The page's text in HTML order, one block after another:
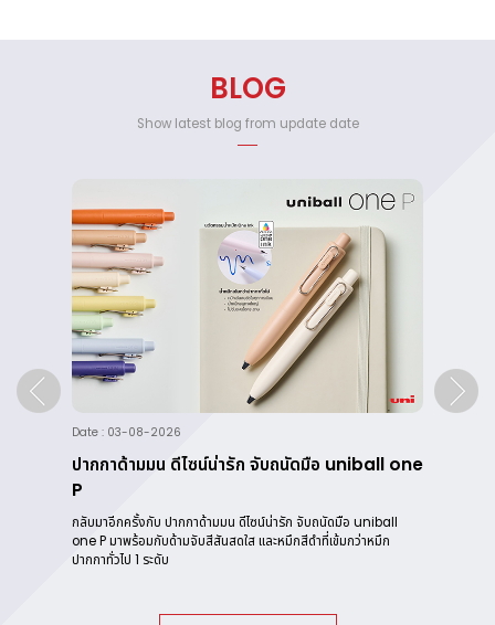
BLOG
Show latest blog from update date
Date : 03-08-2026
ปากกาด้ามมน ดีไซน์น่ารัก จับถนัดมือ uniball one
P
กลับมาอีกครั้งกับ ปากกาด้ามมน ดีไซน์น่ารัก จับถนัดมือ uniball
one P มาพร้อมกับด้ามจับสีสันสดใส และหมึกสีดำที่เข้มกว่าหมึก
ปากกาทั่วไป 1 ระดับ